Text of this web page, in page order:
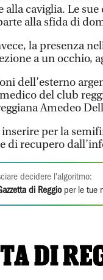
alla caviglia. Le
alla sfida di
la presenza
a un occhio,
dell’esterno
del club
Amedeo
inserire per la
di recupero
decidere l'algoritmo:
di Reggioper le tue